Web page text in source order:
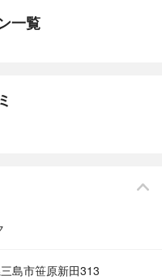
一覧
島市笹原新田313